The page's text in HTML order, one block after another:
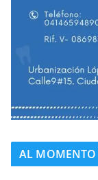
AL MOMENTO